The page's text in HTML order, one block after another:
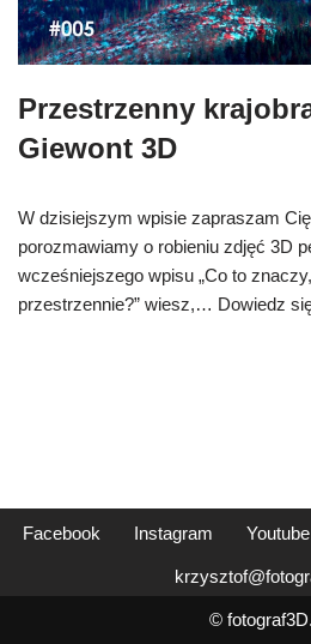
Przestrzenny
Giewont 3D
W dzisiejszym wpisie zapraszam
porozmawiamy o robieniu zdjęć 3D
wcześniejszego wpisu „Co to
przestrzennie?” wiesz,… Dowiedz
Facebook Instagram Youtube
©